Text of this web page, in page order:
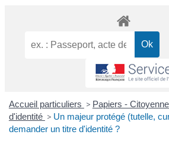
Accueil particuliers > Papiers -
d'identité > Un majeur protégé (tutelle,
demander un titre d'identité ?